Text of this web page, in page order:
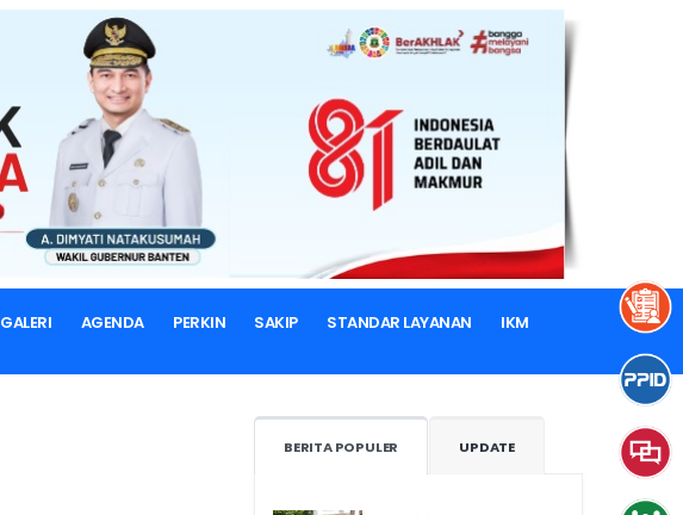
GALERI AGENDA PERKIN SAKIP STANDAR LAYANAN IKM
BERITA POPULER UPDATE